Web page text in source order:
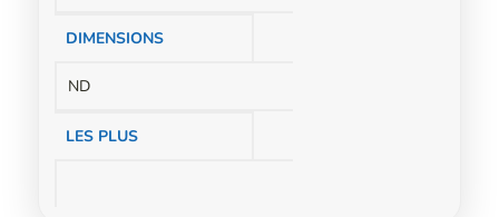
DIMENSIONS
ND
LES PLUS